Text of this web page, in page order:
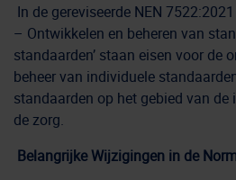
In de gereviseerde NEN
– Ontwikkelen en beheren van
standaarden’ staan eisen voor de
beheer van individuele
standaarden op het gebied van
de zorg.
Belangrijke Wijzigingen in de